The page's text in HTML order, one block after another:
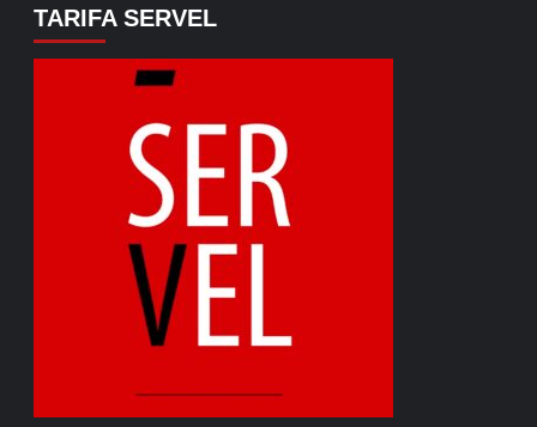
TARIFA SERVEL